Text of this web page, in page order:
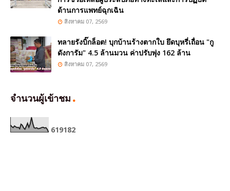
ด้านการแพทย์ฉุกเฉิน
สิงหาคม 07, 2569
ทลายรังบิ๊กล็อต! บุกบ้านร้างตากใบ ยึดบุหรี่เถื่อน "กู
ดังการัม" 4.5 ล้านมวน ค่าปรับพุ่ง 162 ล้าน
สิงหาคม 07, 2569
จำนวนผู้เข้าชม
619182